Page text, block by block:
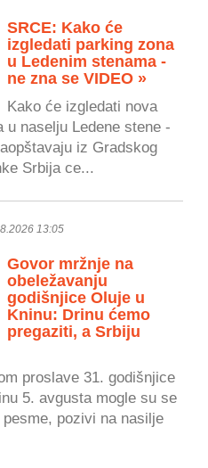
SRCE: Kako će
izgledati parking zona
u Ledenim stenama -
ne zna se VIDEO »
Kako će izgledati nova
u naselju Ledene stene -
iz Gradskog
Srbija ce...
13:05
Govor mržnje na
obeležavanju
godišnjice Oluje u
Kninu: Drinu ćemo
pregaziti, a Srbiju
proslave 31. godišnjice
5. avgusta mogle su se
pozivi na nasilje